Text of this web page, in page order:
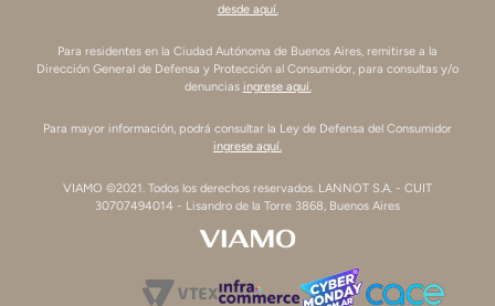
desde aquí.
Para residentes en la Ciudad Autónoma de Buenos Aires, remitirse a la
Dirección General de Defensa y Protección al Consumidor, para consultas y/o
denuncias ingrese aquí.
Para mayor información, podrá consultar la Ley de Defensa del Consumidor
ingrese aquí.
VIAMO ©2021. Todos los derechos reservados. LANNOT S.A. - CUIT
30707494014 - Lisandro de la Torre 3868, Buenos Aires